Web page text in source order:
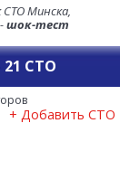
СТО Минска,
шок-тест
21 СТО
+ Добавить СТО